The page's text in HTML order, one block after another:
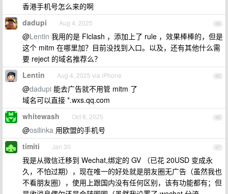
香港手机号怎么来的啊
44
dadupi Aug 4, 2025
@Lentin 我用的是 Flclash ，添加上了 rule ，效果棒棒的，但是
这个 mitm 在哪里加？目前没找到入口。以及，还有其他什么需
要 reject 的域名推荐么？
45
Lentin Aug 4, 2025 via iPhone
@dadupi 能去广告就不用管 mitm 了
域名可以直接 *.wxs.qq.com
46
whitewash Oct 8, 2025
@osilinka 用欧盟的手机号
47
timiti Jan 30
我是从微信迁移到 Wechat,绑定的 GV （已花 20USD 变成永
久，不怕过期），现在唯一的好处就是朋友圈无广告（虽然我也
不看朋友圈），使用上跟国内没有任何区别，该有功能都有；但